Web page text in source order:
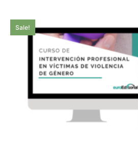
Sale!